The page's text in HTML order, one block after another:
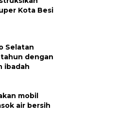
Kota Besi
Selatan
dengan
ibadah
mobil
air bersih